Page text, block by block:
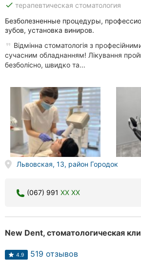
Киев
Харьков
Запорожье
Львов
Кривой
Рог
Николаев
Херсон
Полтава
Черкассы
Черновцы
done терапевтическая стоматология
Безболезненные процедуры,
зубов, установка виниров.
Відмінна стоматологія з
сучасним обладнанням! Лікування
безболісно, швидко та...
Львовская, 13, район Городок
(067) 991 XX XX
New Dent, стоматологическая
4.9 519 отзывов